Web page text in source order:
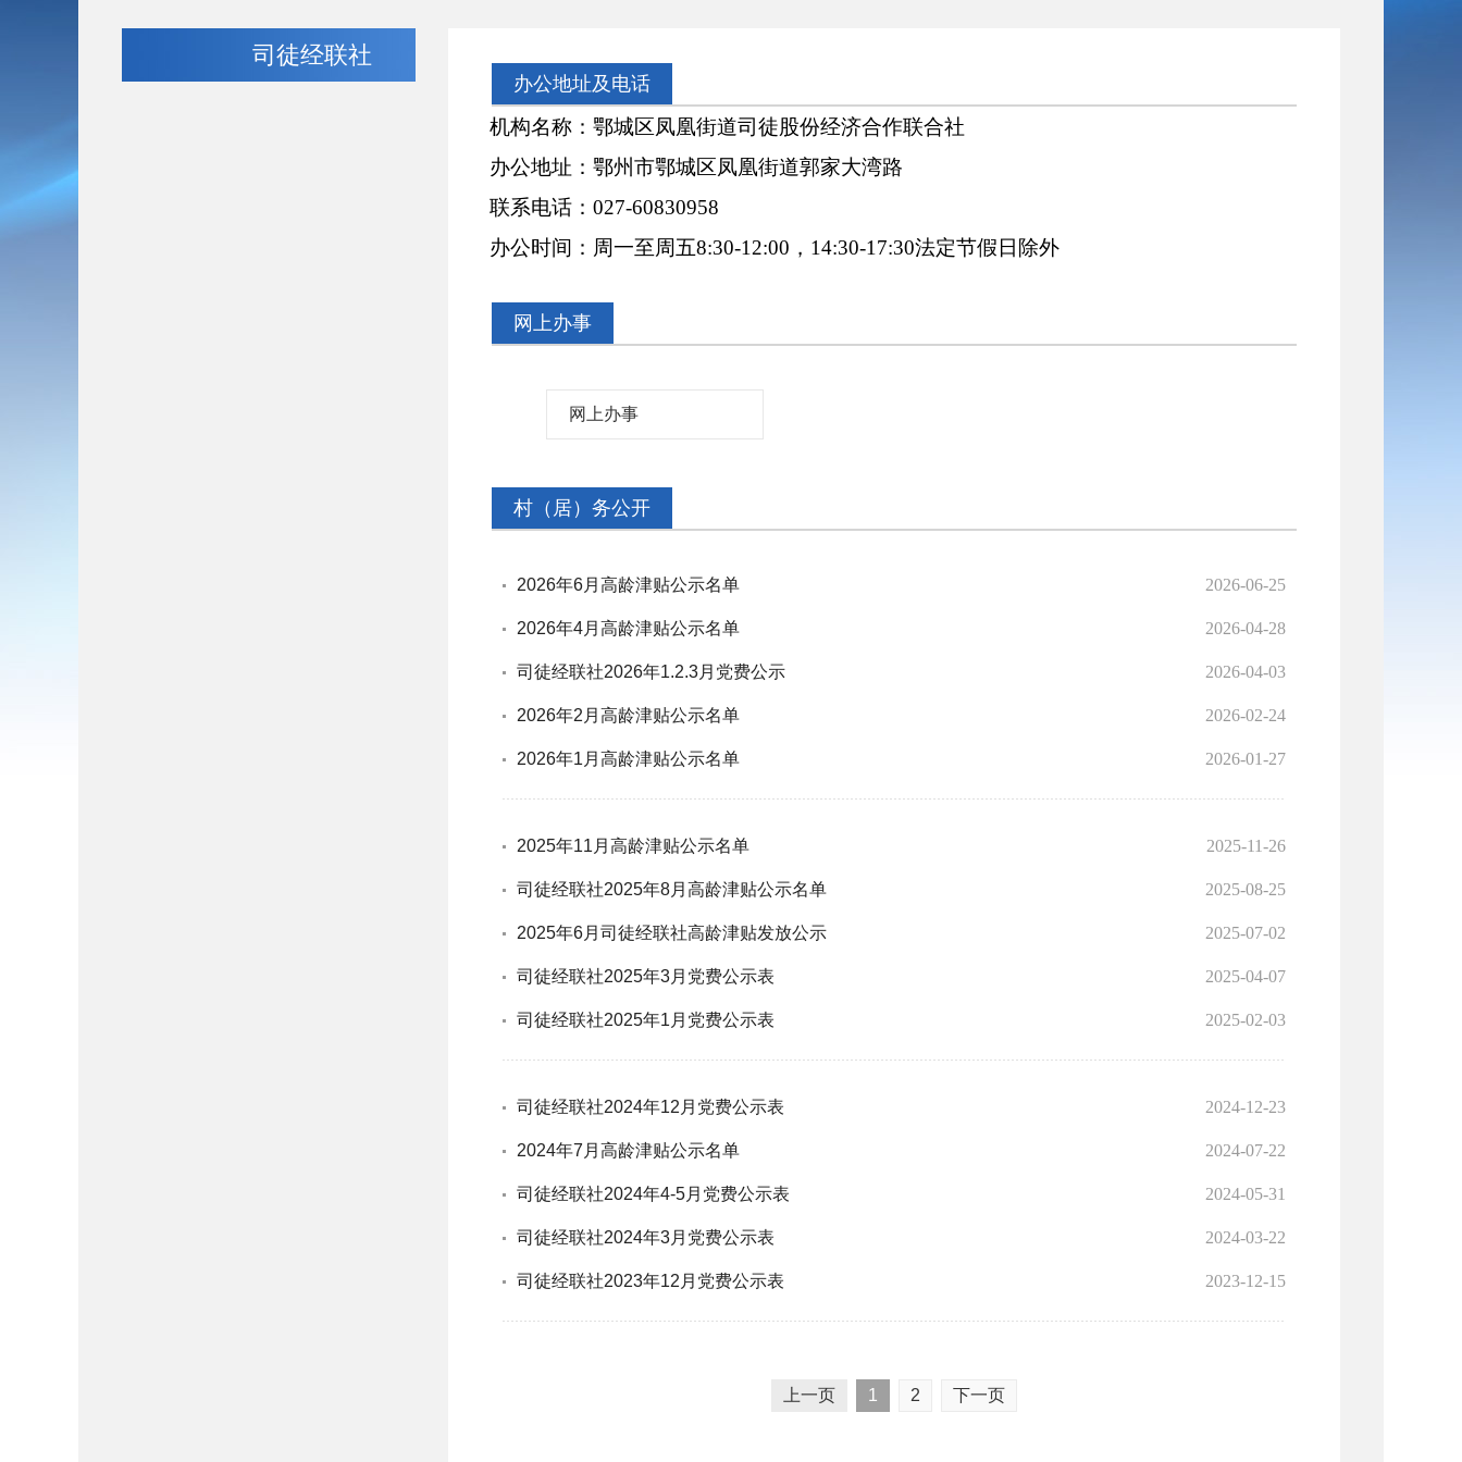
司徒经联社
办公地址及电话
机构名称：鄂城区凤凰街道司徒股份经济合作联合社
办公地址：鄂州市鄂城区凤凰街道郭家大湾路
联系电话： 027-60830958
办公时间：周一至周五8:30-12:00 ， 14:30-17:30法定节假日除外
网上办事
网上办事
村（居）务公开
2026年6月高龄津贴公示名单 2026-06-25
2026年4月高龄津贴公示名单 2026-04-28
司徒经联社2026年1.2.3月党费公示 2026-04-03
2026年2月高龄津贴公示名单 2026-02-24
2026年1月高龄津贴公示名单 2026-01-27
2025年11月高龄津贴公示名单 2025-11-26
司徒经联社2025年8月高龄津贴公示名单 2025-08-25
2025年6月司徒经联社高龄津贴发放公示 2025-07-02
司徒经联社2025年3月党费公示表 2025-04-07
司徒经联社2025年1月党费公示表 2025-02-03
司徒经联社2024年12月党费公示表 2024-12-23
2024年7月高龄津贴公示名单 2024-07-22
司徒经联社2024年4-5月党费公示表 2024-05-31
司徒经联社2024年3月党费公示表 2024-03-22
司徒经联社2023年12月党费公示表 2023-12-15
上一页 1 2 下一页